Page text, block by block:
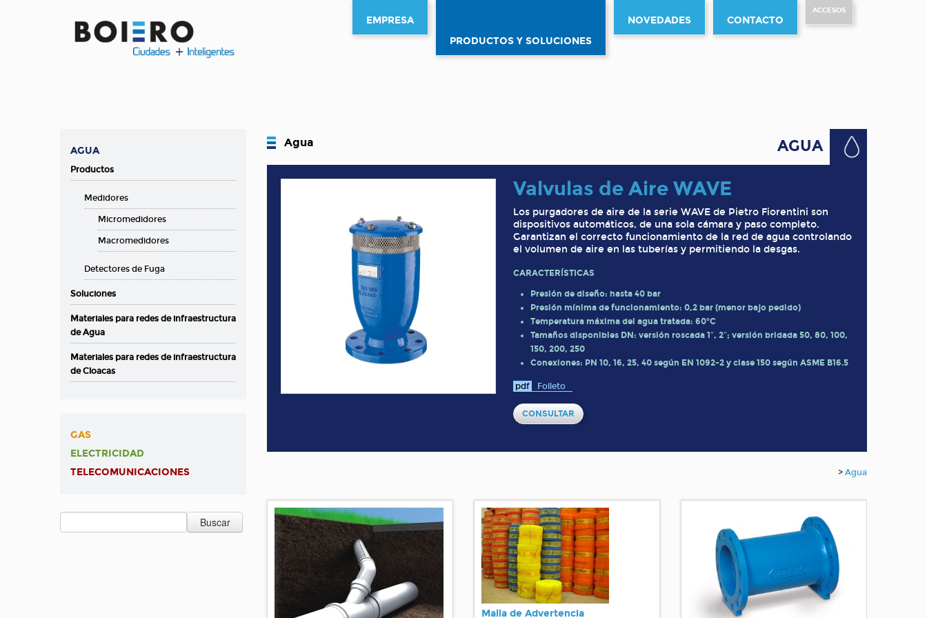
EMPRESA
PRODUCTOS Y SOLUCIONES
NOVEDADES CONTACTO
ACCESOS
AGUA
Productos
Medidores
Micromedidores
Macromedidores
Detectores de Fuga
Soluciones
Materiales para redes de infraestructura
de Agua
Materiales para redes de infraestructura
de Cloacas
GAS
ELECTRICIDAD
TELECOMUNICACIONES
Buscar
AGUA
Agua
Valvulas de Aire WAVE
Los purgadores de aire de la serie WAVE de Pietro Fiorentini son
dispositivos automáticos, de una sola cámara y paso completo.
Garantizan el correcto funcionamiento de la red de agua controlando
el volumen de aire en las tuberías y permitiendo la desgas.
CARACTERÍSTICAS
Presión de diseño: hasta 40 bar
Presión mínima de funcionamiento: 0,2 bar (menor bajo pedido)
Temperatura máxima del agua tratada: 60°C
Tamaños disponibles DN: versión roscada 1″, 2″; versión bridada 50, 80, 100,
150, 200, 250
Conexiones: PN 10, 16, 25, 40 según EN 1092-2 y clase 150 según ASME B16.5
pdf Folleto
CONSULTAR
> Agua
Malla de Advertencia